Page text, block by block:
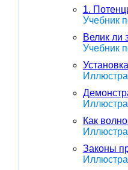
1.
Учебник
Велик ли
Учебник
Как
Законы